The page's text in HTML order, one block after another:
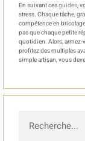
En suivant cesguides,
stress. Chaque tâche,
compétence en
pas que chaque petite
quotidien. Alors, armez-
profitez des multiples
simple artisan, vous